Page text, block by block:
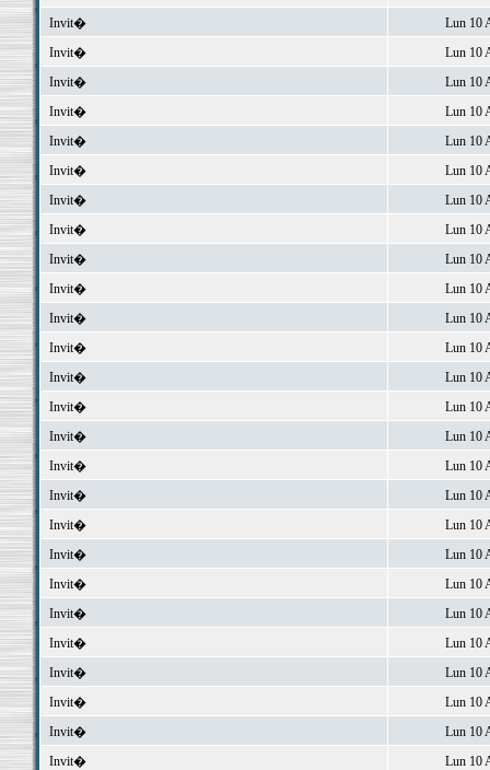
Invit�
Lun 10
Invit�
Lun 10
Invit�
Lun 10
Invit�
Lun 10
Invit�
Lun 10
Invit�
Lun 10
Invit�
Lun 10
Invit�
Lun 10
Invit�
Lun 10
Invit�
Lun 10
Invit�
Lun 10
Invit�
Lun 10
Invit�
Lun 10
Invit�
Lun 10
Invit�
Lun 10
Invit�
Lun 10
Invit�
Lun 10
Invit�
Lun 10
Invit�
Lun 10
Invit�
Lun 10
Invit�
Lun 10
Invit�
Lun 10
Invit�
Lun 10
Invit�
Lun 10
Invit�
Lun 10
Invit�
Lun 10